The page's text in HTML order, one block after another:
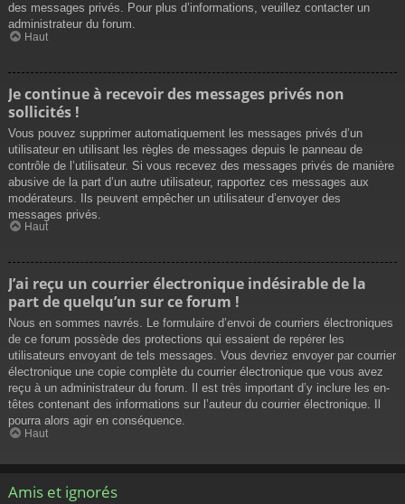
des messages privés. Pour plus d’informations, veuillez contacter un
administrateur du forum.
Haut
Je continue à recevoir des messages privés non
sollicités !
Vous pouvez supprimer automatiquement les messages privés d’un
utilisateur en utilisant les règles de messages depuis le panneau de
contrôle de l’utilisateur. Si vous recevez des messages privés de manière
abusive de la part d’un autre utilisateur, rapportez ces messages aux
modérateurs. Ils peuvent empêcher un utilisateur d’envoyer des
messages privés.
Haut
J’ai reçu un courrier électronique indésirable de la
part de quelqu’un sur ce forum !
Nous en sommes navrés. Le formulaire d’envoi de courriers électroniques
de ce forum possède des protections qui essaient de repérer les
utilisateurs envoyant de tels messages. Vous devriez envoyer par courrier
électronique une copie complète du courrier électronique que vous avez
reçu à un administrateur du forum. Il est très important d’y inclure les en-
têtes contenant des informations sur l’auteur du courrier électronique. Il
pourra alors agir en conséquence.
Haut
Amis et ignorés